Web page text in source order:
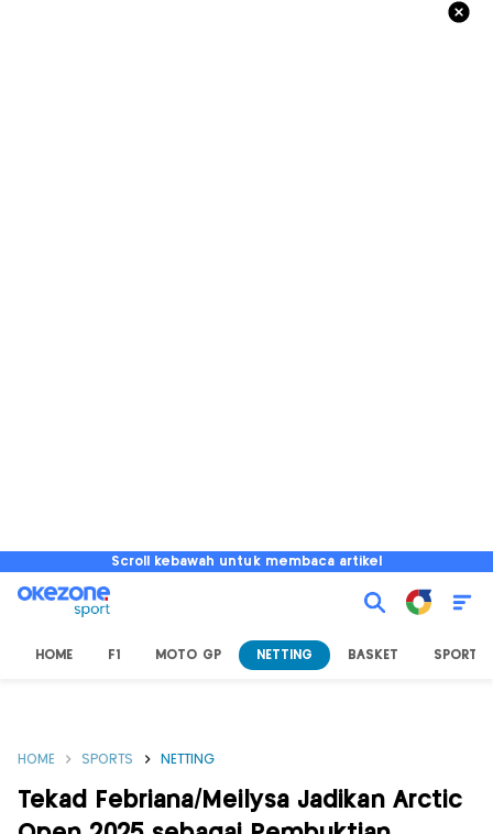
Scroll kebawah untuk membaca artikel
HOME F1 MOTO GP NETTING BASKET SPORT
HOME SPORTS NETTING
Tekad Febriana/Meilysa Jadikan Arctic